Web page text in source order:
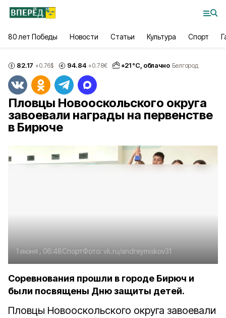
80 лет Победы Новости Статьи Культура Спорт
82.17 +0.76$ 94.84 +0.78€ +21°С, облачно Белгород
Пловцы Новооскольского округа
завоевали награды на первенстве
в Бирюче
1 июня , 06:48СпортФото: vk.ru/andreymiskov31
Соревнования прошли в городе Бирюч и
были посвящены Дню защиты детей.
Пловцы Новооскольского округа завоевали